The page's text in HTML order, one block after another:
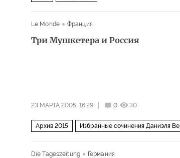
Le Monde Франция
Три Мушкетера и Россия
23 МАРТА 2005, 16:29 0 30
Архив 2015 Избранные сочинения Даниэля
Die Tageszeitung Германия